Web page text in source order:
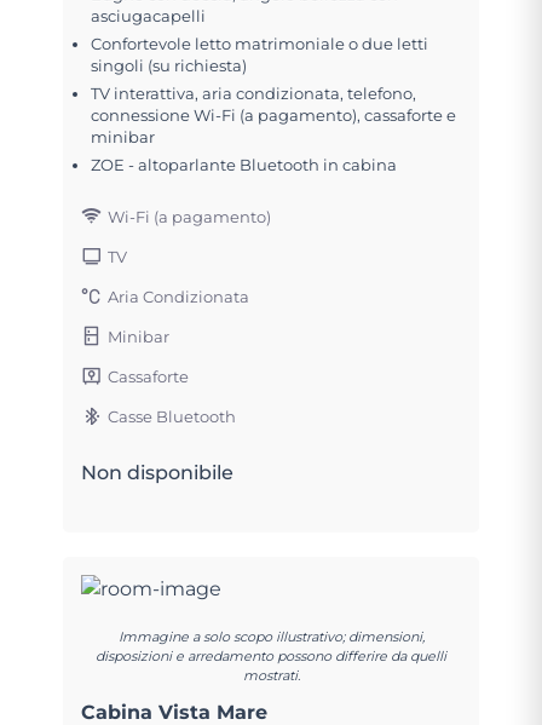
asciugacapelli
Confortevole letto matrimoniale o due letti
singoli (su richiesta)
TV interattiva, aria condizionata, telefono,
connessione Wi-Fi (a pagamento), cassaforte e
minibar
ZOE - altoparlante Bluetooth in cabina
Wi-Fi (a pagamento)
TV
Aria Condizionata
Minibar
Cassaforte
Casse Bluetooth
Non disponibile
Immagine a solo scopo illustrativo; dimensioni,
disposizioni e arredamento possono differire da quelli
mostrati.
Cabina Vista Mare